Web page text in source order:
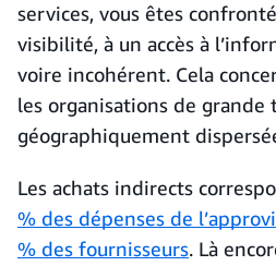
services, vous êtes
visibilité, à un accès à
voire incohérent. Cela
les organisations de grande
géographiquement
Les achats indirects
% des dépenses de
% des fournisseurs. Là